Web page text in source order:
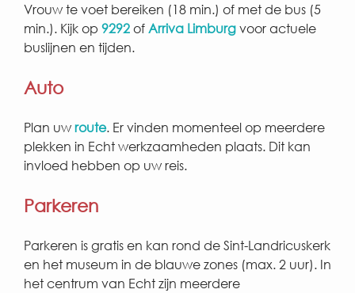
Vrouw te voet bereiken (18 min.) of met de bus (5
min.). Kijk op 9292ofArriva Limburgvoor actuele
buslijnen en tijden.
Auto
Plan uwroute. Er vinden momenteel op meerdere
plekken in Echt werkzaamheden plaats. Dit kan
invloed hebben op uw reis.
Parkeren
Parkeren is gratis en kan rond de Sint-Landricuskerk
en het museum in de blauwe zones (max. 2 uur). In
het centrum van Echt zijn meerdere